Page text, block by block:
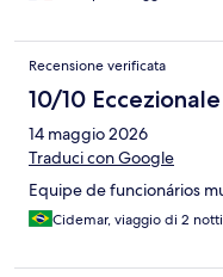
Recensione verificata
10/10 Eccezionale
14 maggio 2026
Traduci con Google
Equipe de funcionários
Cidemar, viaggio di 2 notti